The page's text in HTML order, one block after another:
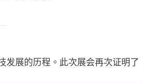
发展的历程。此次展会再次证明了